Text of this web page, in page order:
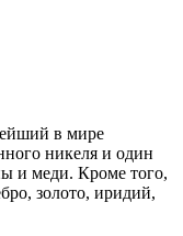
в мире
никеля и один
и меди. Кроме того,
золото, иридий,